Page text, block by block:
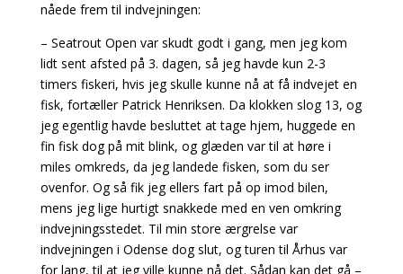
nåede frem til indvejningen:
– Seatrout Open var skudt godt i gang, men jeg kom
lidt sent afsted på 3. dagen, så jeg havde kun 2-3
timers fiskeri, hvis jeg skulle kunne nå at få indvejet en
fisk, fortæller Patrick Henriksen. Da klokken slog 13, og
jeg egentlig havde besluttet at tage hjem, huggede en
fin fisk dog på mit blink, og glæden var til at høre i
miles omkreds, da jeg landede fisken, som du ser
ovenfor. Og så fik jeg ellers fart på op imod bilen,
mens jeg lige hurtigt snakkede med en ven omkring
indvejningsstedet. Til min store ærgrelse var
indvejningen i Odense dog slut, og turen til Århus var
for lang, til at jeg ville kunne nå det. Sådan kan det gå –